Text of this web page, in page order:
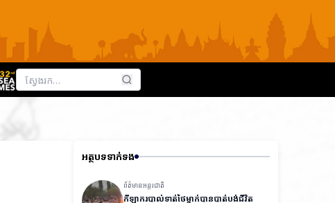
អត្ថបទទាក់ទង
ព័ត៌មានអន្តរជាតិ
កីឡាករបាល់ទាត់ថៃម្នាក់បានបាត់បង់ជីវិត